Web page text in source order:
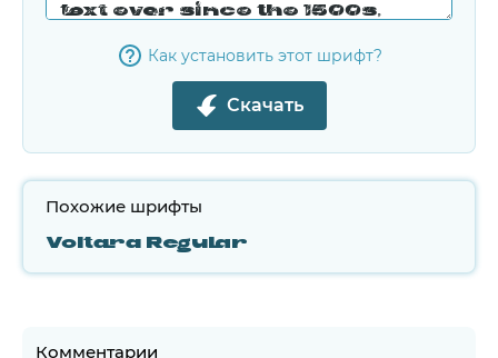
Как установить этот шрифт?
Скачать
Похожие шрифты
Voltara Regular
Комментарии